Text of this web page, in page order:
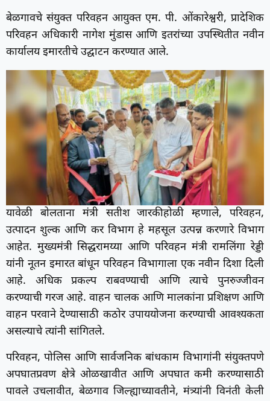
बेळगावचे संयुक्त परिवहन आयुक्त एम. पी. ओंकारेश्वरी, प्रादेशिक
परिवहन अधिकारी नागेश मुंडास आणि इतरांच्या उपस्थितीत नवीन
कार्यालय इमारतीचे उद्घाटन करण्यात आले.
यावेळी बोलताना मंत्री सतीश जारकीहोळी म्हणाले, परिवहन,
उत्पादन शुल्क आणि कर विभाग हे महसूल उत्पन्न करणारे विभाग
आहेत. मुख्यमंत्री सिद्धरामय्या आणि परिवहन मंत्री रामलिंगा रेड्डी
यांनी नूतन इमारत बांधून परिवहन विभागाला एक नवीन दिशा दिली
आहे. अधिक प्रकल्प राबवण्याची आणि त्याचे पुनरुज्जीवन
करण्याची गरज आहे. वाहन चालक आणि मालकांना प्रशिक्षण आणि
वाहन परवाने देण्यासाठी कठोर उपाययोजना करण्याची आवश्यकता
असल्याचे त्यांनी सांगितले.
परिवहन, पोलिस आणि सार्वजनिक बांधकाम विभागांनी संयुक्तपणे
अपघातप्रवण क्षेत्रे ओळखावीत आणि अपघात कमी करण्यासाठी
पावले उचलावीत, बेळगाव जिल्ह्याच्यावतीने, मंत्र्यांनी विनंती केली